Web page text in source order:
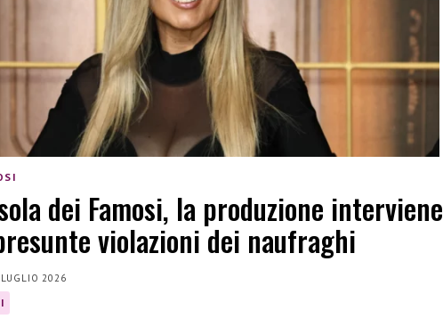
dei Famosi, la produzione interviene
violazioni dei naufraghi
2026